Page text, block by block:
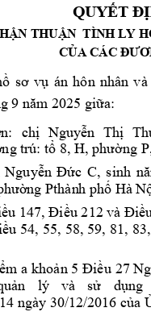
QUYẾT
THUẬN  TÌNH LY
CỦA CÁC
sơ vụ án hôn nhân và
9 năm 2025 giữa:
chị Nguyễn Thị
trú: tổ 8, H, phường
Nguyễn Đức C, sinh
Pthành phố Hà
147, Điều 212 và
ều 54, 55, 58, 59, 81, 83,
a khoản 5 Điều 27
lý và sử dụng
ngày 30/12/2016 của